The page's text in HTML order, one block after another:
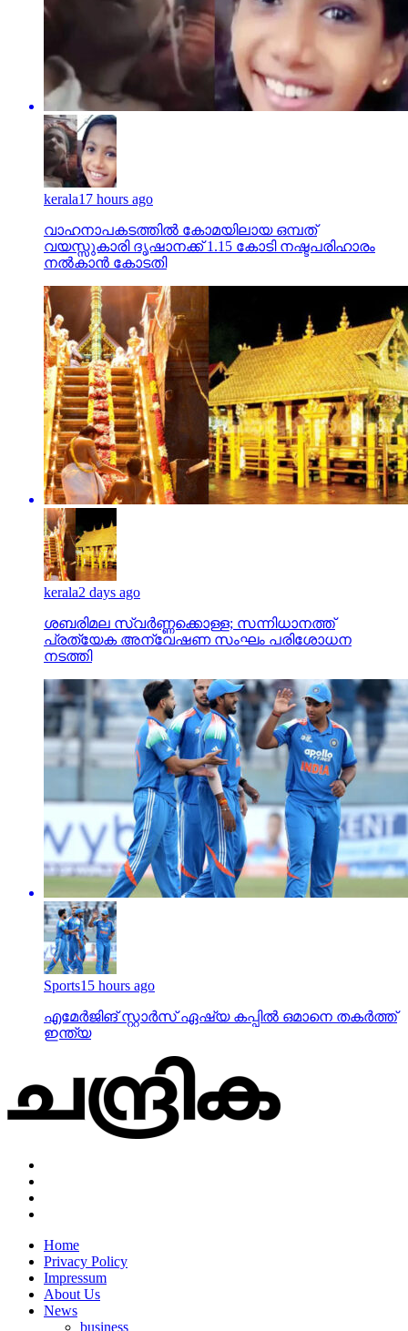
kerala17 hours ago
വാഹനാപകടത്തില്‍ കോമയിലായ ഒമ്പത്
വയസ്സുകാരി ദൃഷാനക്ക് 1.15 കോടി നഷ്ടപരിഹാരം
നല്‍കാന്‍ കോടതി
kerala2 days ago
ശബരിമല സ്വര്‍ണ്ണക്കൊള്ള; സന്നിധാനത്ത്
പ്രത്യേക അന്വേഷണ സംഘം പരിശോധന
നടത്തി
Sports15 hours ago
എമേര്‍ജിങ് സ്റ്റാര്‍സ് ഏഷ്യ കപ്പില്‍ ഒമാനെ തകര്‍ത്ത്
ഇന്ത്യ
Home
Privacy Policy
Impressum
About Us
News
business